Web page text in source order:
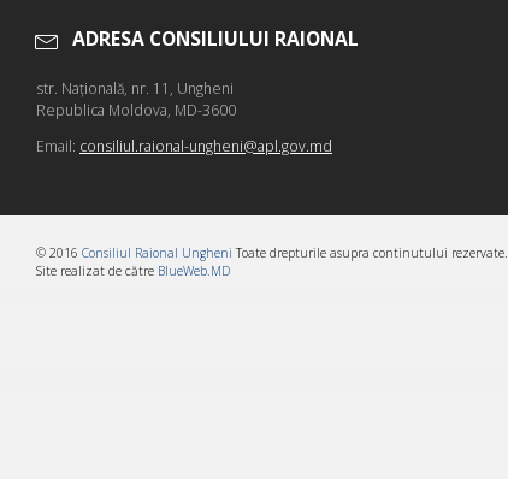
ADRESA CONSILIULUI RAIONAL
str. Naţională, nr. 11, Ungheni
Republica Moldova, MD-3600
Email: consiliul.raional-ungheni@apl.gov.md
© 2016 Consiliul Raional Ungheni Toate drepturile asupra continutului rezervate.
Site realizat de către BlueWeb.MD